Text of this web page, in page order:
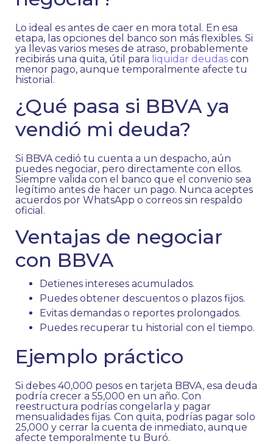
Lo ideal es antes de caer en mora total. En esa
etapa, las opciones del banco son más flexibles. Si
ya llevas varios meses de atraso, probablemente
recibirás una quita, útil para liquidar deudas con
menor pago, aunque temporalmente afecte tu
historial.
¿Qué pasa si BBVA ya
vendió mi deuda?
Si BBVA cedió tu cuenta a un despacho, aún
puedes negociar, pero directamente con ellos.
Siempre valida con el banco que el convenio sea
legítimo antes de hacer un pago. Nunca aceptes
acuerdos por WhatsApp o correos sin respaldo
oficial.
Ventajas de negociar
con BBVA
Detienes intereses acumulados.
Puedes obtener descuentos o plazos fijos.
Evitas demandas o reportes prolongados.
Puedes recuperar tu historial con el tiempo.
Ejemplo práctico
Si debes 40,000 pesos en tarjeta BBVA, esa deuda
podría crecer a 55,000 en un año. Con
reestructura podrías congelarla y pagar
mensualidades fijas. Con quita, podrías pagar solo
25,000 y cerrar la cuenta de inmediato, aunque
afecte temporalmente tu Buró.